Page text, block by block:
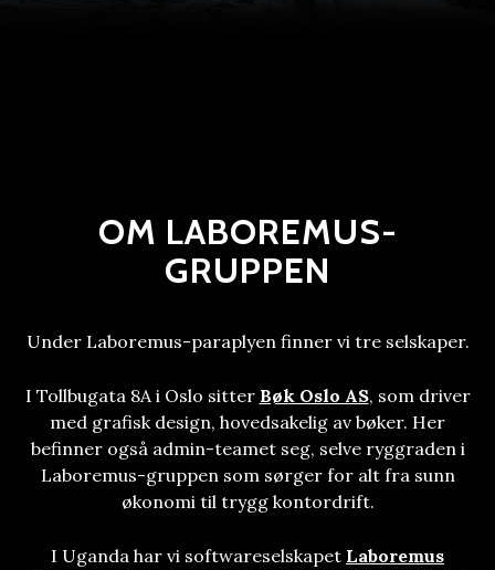
OM LABOREMUS-
GRUPPEN
Under Laboremus-paraplyen finner vi tre selskaper.
I Tollbugata 8A i Oslo sitter Bøk Oslo AS, som driver
med grafisk design, hovedsakelig av bøker. Her
befinner også admin-teamet seg, selve ryggraden i
Laboremus-gruppen som sørger for alt fra sunn
økonomi til trygg kontordrift.
I Uganda har vi softwareselskapet Laboremus